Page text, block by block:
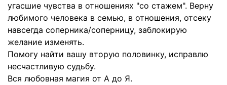
угасшие чувства в отношениях "со стажем". Верну
любимого человека в семью, в отношения, отсеку
навсегда соперника/соперницу, заблокирую
желание изменять.
Помогу найти вашу вторую половинку, исправлю
несчастливую судьбу.
Вся любовная магия от А до Я.